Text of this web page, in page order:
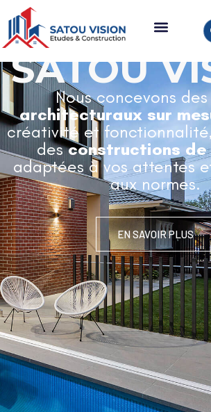
ARCHITECTURE &
SATOU
Nous concevons
architecturaux sur
créativité et
desconstructions
adaptées à vos attentes
aux normes.
EN SAVOIR PLUS